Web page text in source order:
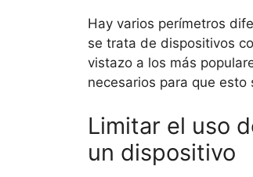
Hay varios perímetros
se trata de dispositivos
vistazo a los más
necesarios para que esto
Limitar el uso
un dispositivo